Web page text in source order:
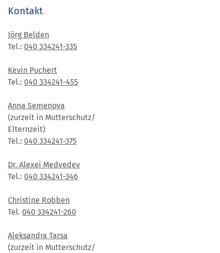
Kontakt
Jörg Belden
Tel.: 040 334241-335
Kevin Puchert
Tel.: 040 334241-455
Anna Semenova
(zurzeit in Mutterschutz/
Elternzeit)
Tel.: 040 334241-375
Dr. Alexei Medvedev
Tel.: 040 334241-346
Christine Robben
Tel. 040 334241-260
Aleksandra Tarsa
(zurzeit in Mutterschutz/